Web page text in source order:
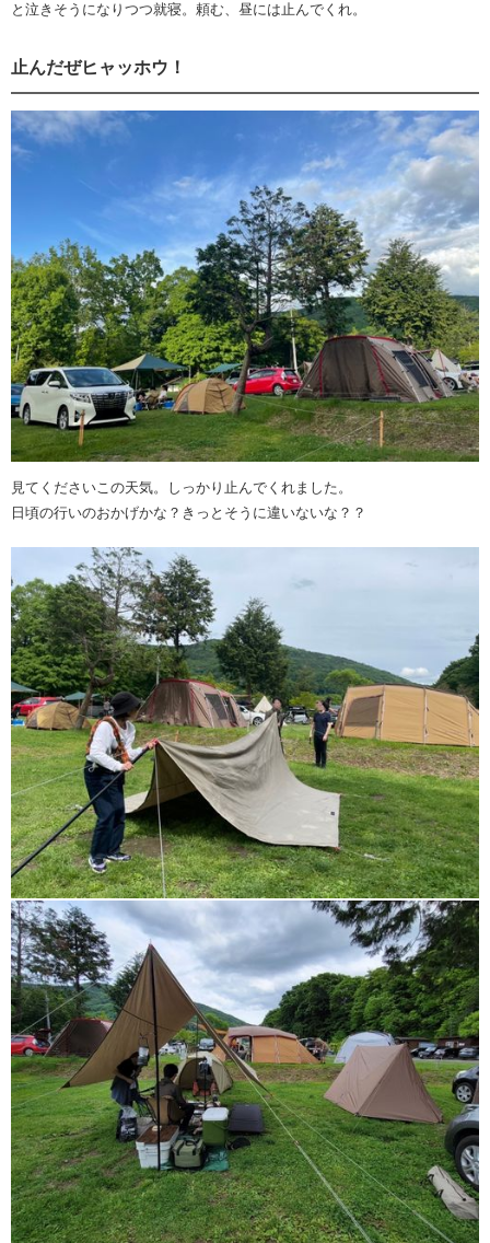
と泣きそうになりつつ就寝。頼む、昼には止んでくれ。
止んだぜヒャッホウ！
見てくださいこの天気。しっかり止んでくれました。
日頃の行いのおかげかな？きっとそうに違いないな？？